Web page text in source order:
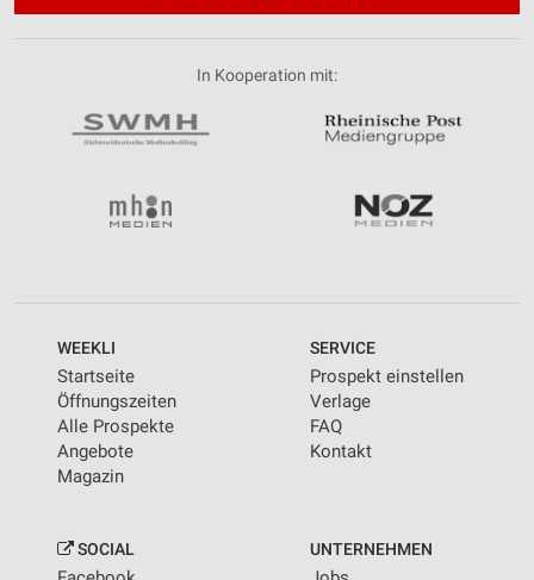
In Kooperation mit:
WEEKLI
Startseite
Öffnungszeiten
Alle Prospekte
Angebote
Magazin
SERVICE
Prospekt einstellen
Verlage
FAQ
Kontakt
SOCIAL UNTERNEHMEN